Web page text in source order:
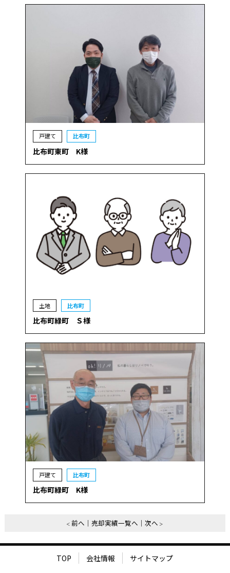
戸建て 比布町
比布町東町 K様
土地 比布町
比布町緑町 Ｓ様
戸建て 比布町
比布町緑町 K様
前へ 売却実績一覧へ 次へ
TOP 会社情報 サイトマップ